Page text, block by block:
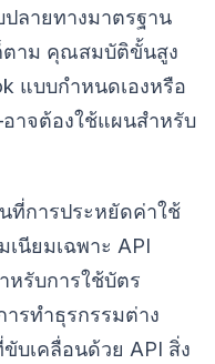
ลายทางมาตรฐาน
ตาม คุณสมบัติขั้นสูง
แบบกำหนดเองหรือ
าจต้องใช้แผนสำหรับ
ที่การประหยัดค่าใช้
นียมเฉพาะ API
หรับการใช้บัตร
รทำธุรกรรมต่าง
บเคลื่อนด้วย API สิ่ง